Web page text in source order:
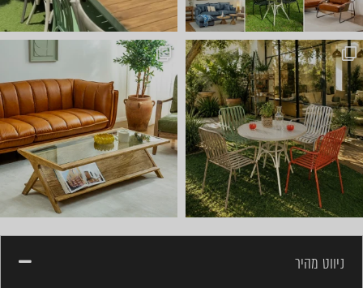
ועכשיו הגיע הזמן לשולחן הסל
ניווט מהיר